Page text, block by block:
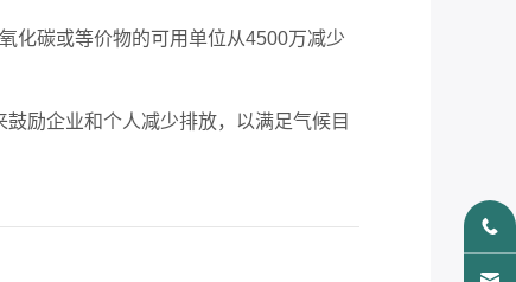
化碳或等价物的可用单位从4500万减少
励企业和个人减少排放，以满足气候目